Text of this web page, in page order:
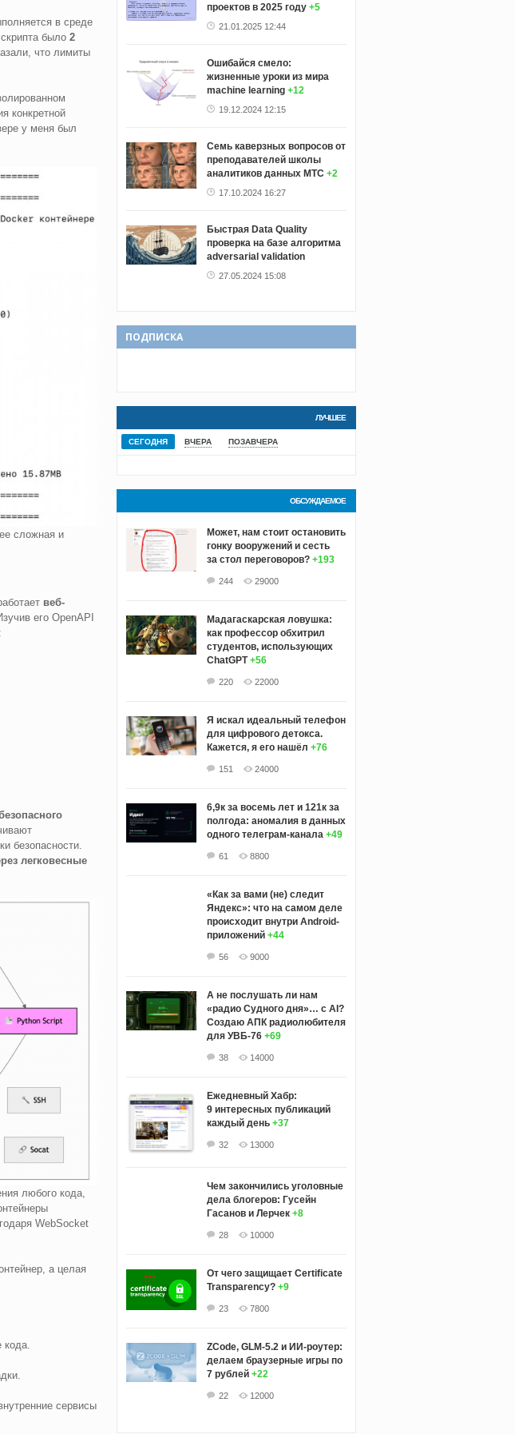
в среде
было 2
что лимиты
конкретной
у меня был
сложная и
веб-
его OpenAPI
безопасности.
легковесные
любого кода,
WebSocket
а целая
сервисы
проектов в 2025 году +5
21.01.2025 12:44
Ошибайся смело:
жизненные уроки из мира
machine learning +12
19.12.2024 12:15
Семь каверзных вопросов от
преподавателей школы
аналитиков данных МТС +2
17.10.2024 16:27
Быстрая Data Quality
проверка на базе алгоритма
adversarial validation
27.05.2024 15:08
ПОДПИСКА
ЛУЧШЕЕ
СЕГОДНЯ ВЧЕРА ПОЗАВЧЕРА
ОБСУЖДАЕМОЕ
Может, нам стоит остановить
гонку вооружений и сесть
за стол переговоров? +193
244 29000
Мадагаскарская ловушка:
как профессор обхитрил
студентов, использующих
ChatGPT +56
220 22000
Я искал идеальный телефон
для цифрового детокса.
Кажется, я его нашёл +76
151 24000
6,9к за восемь лет и 121к за
полгода: аномалия в данных
одного телеграм-канала +49
61 8800
«Как за вами (не) следит
Яндекс»: что на самом деле
происходит внутри Android-
приложений +44
56 9000
А не послушать ли нам
«радио Судного дня»… с AI?
Создаю АПК радиолюбителя
для УВБ-76 +69
38 14000
Ежедневный Хабр:
9 интересных публикаций
каждый день +37
32 13000
Чем закончились уголовные
дела блогеров: Гусейн
Гасанов и Лерчек +8
28 10000
От чего защищает Certificate
Transparency? +9
23 7800
ZCode, GLM-5.2 и ИИ-роутер:
делаем браузерные игры по
7 рублей +22
22 12000